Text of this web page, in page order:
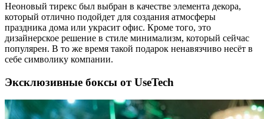
Неоновый тирекс был выбран в качестве элемента декора,
который отлично подойдет для создания атмосферы
праздника дома или украсит офис. Кроме того, это
дизайнерское решение в стиле минимализм, который сейчас
популярен. В то же время такой подарок ненавязчиво несёт в
себе символику компании.
Эксклюзивные боксы от UseTech